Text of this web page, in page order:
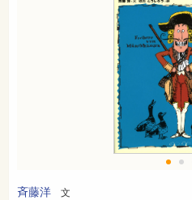
斉藤洋 文